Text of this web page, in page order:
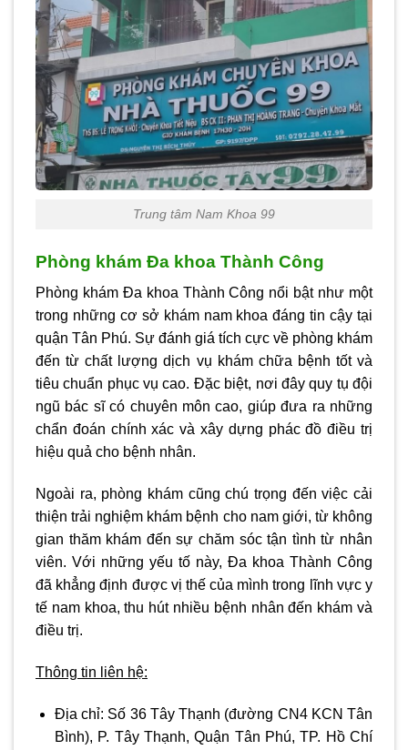
Trung tâm Nam Khoa 99
Phòng khám Đa khoa Thành Công
Phòng khám Đa khoa Thành Công nổi bật như một
trong những cơ sở khám nam khoa đáng tin cậy tại
quận Tân Phú. Sự đánh giá tích cực về phòng khám
đến từ chất lượng dịch vụ khám chữa bệnh tốt và
tiêu chuẩn phục vụ cao. Đặc biệt, nơi đây quy tụ đội
ngũ bác sĩ có chuyên môn cao, giúp đưa ra những
chẩn đoán chính xác và xây dựng phác đồ điều trị
hiệu quả cho bệnh nhân.
Ngoài ra, phòng khám cũng chú trọng đến việc cải
thiện trải nghiệm khám bệnh cho nam giới, từ không
gian thăm khám đến sự chăm sóc tận tình từ nhân
viên. Với những yếu tố này, Đa khoa Thành Công
đã khẳng định được vị thế của mình trong lĩnh vực y
tế nam khoa, thu hút nhiều bệnh nhân đến khám và
điều trị.
Thông tin liên hệ:
Địa chỉ: Số 36 Tây Thạnh (đường CN4 KCN Tân
Bình), P. Tây Thạnh, Quận Tân Phú, TP. Hồ Chí